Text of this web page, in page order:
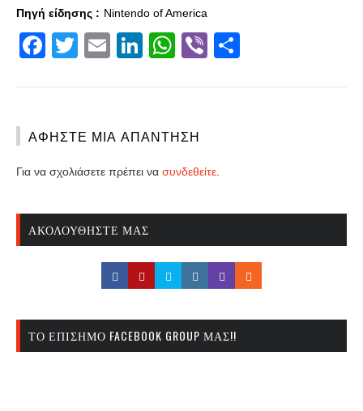
Πηγή είδησης : Nintendo of America
Facebook
Twitter
EmailLinkedIn
WhatsApp
Viber
ΑΦΉΣΤΕ ΜΙΑ ΑΠΆΝΤΗΣΗ
Για να σχολιάσετε πρέπει να συνδεθείτε
ΑΚΟΛΟΥΘΉΣΤΕ ΜΑΣ
ΤΟ ΕΠΊΣΗΜΟ FACEBOOK GROUP ΜΑΣ!!